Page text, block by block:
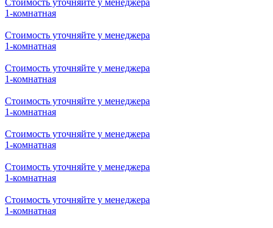
Стоимость уточняйте у менеджера
1-комнатная
Стоимость уточняйте у менеджера
1-комнатная
Стоимость уточняйте у менеджера
1-комнатная
Стоимость уточняйте у менеджера
1-комнатная
Стоимость уточняйте у менеджера
1-комнатная
Стоимость уточняйте у менеджера
1-комнатная
Стоимость уточняйте у менеджера
1-комнатная